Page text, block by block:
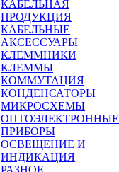
КАБЕЛЬНАЯ
ПРОДУКЦИЯ
КАБЕЛЬНЫЕ
АКСЕССУАРЫ
КЛЕММНИКИ
КЛЕММЫ
КОММУТАЦИЯ
КОНДЕНСАТОРЫ
МИКРОСХЕМЫ
ОПТОЭЛЕКТРОННЫЕ
ПРИБОРЫ
ОСВЕЩЕНИЕ И
ИНДИКАЦИЯ
РАЗНОЕ